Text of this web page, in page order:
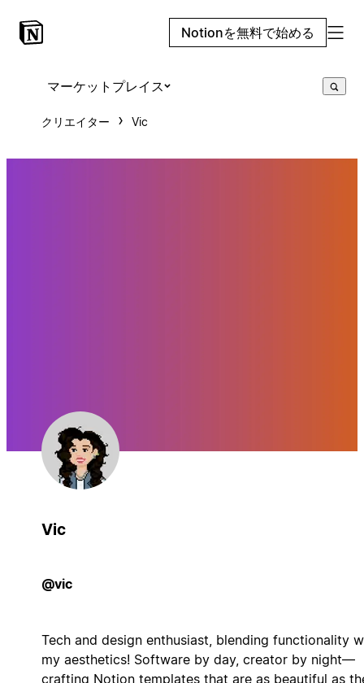
Notionを無料で始める
マーケットプレイス
クリエイター Vic
Vic
@vic
Tech and design enthusiast, blending functionality
my aesthetics! Software by day, creator by night—
crafting Notion templates that are as beautiful as